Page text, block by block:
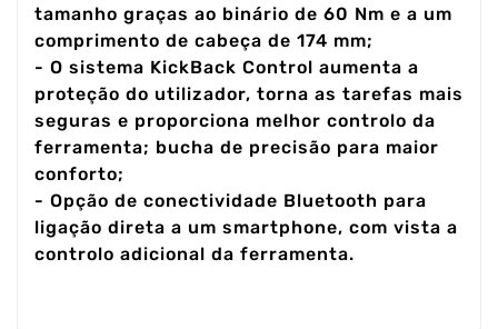
tamanho graças ao binário de 60 Nm e a um
comprimento de cabeça de 174 mm;
- O sistema KickBack Control aumenta a
proteção do utilizador, torna as tarefas mais
seguras e proporciona melhor controlo da
ferramenta; bucha de precisão para maior
conforto;
- Opção de conectividade Bluetooth para
ligação direta a um smartphone, com vista a
controlo adicional da ferramenta.